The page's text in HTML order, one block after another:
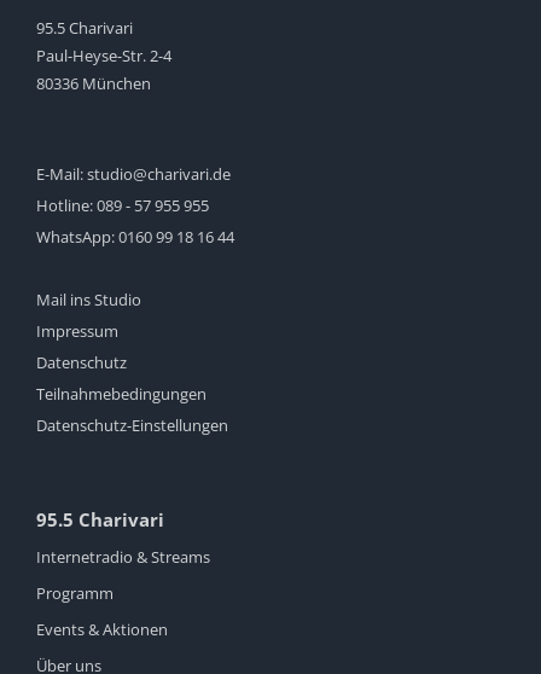
95.5 Charivari
Paul-Heyse-Str. 2-4
80336 München
E-Mail:studio@charivari.de
Hotline:089 - 57 955 955
WhatsApp:0160 99 18 16 44
Mail ins Studio
Impressum
Datenschutz
Teilnahmebedingungen
Datenschutz-Einstellungen
95.5 Charivari
Internetradio & Streams
Programm
Events & Aktionen
Über uns